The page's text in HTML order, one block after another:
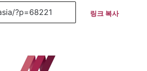
링크 복사